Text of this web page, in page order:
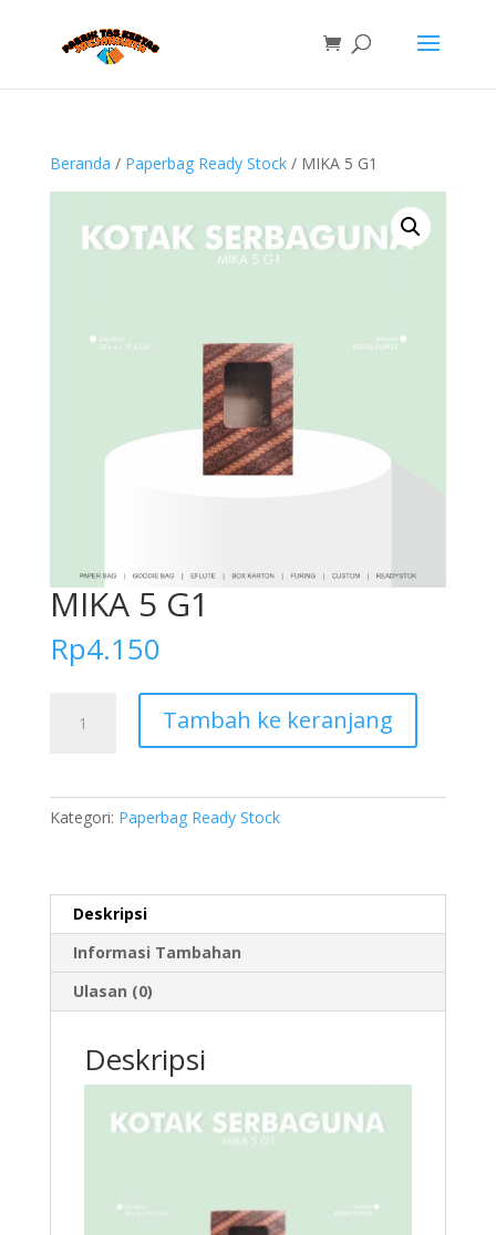
Beranda / Paperbag Ready Stock/ MIKA 5 G1
MIKA 5 G1
Rp4.150
MIKA
Tambah ke keranjang
Kategori: Paperbag Ready Stock
Deskripsi
Informasi Tambahan
Ulasan (0)
Deskripsi